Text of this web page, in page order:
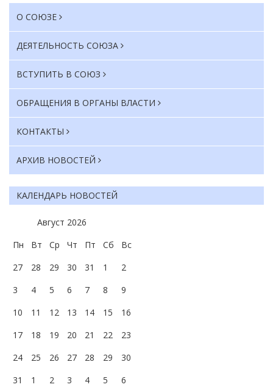
О СОЮЗЕ
ДЕЯТЕЛЬНОСТЬ СОЮЗА
ВСТУПИТЬ В СОЮЗ
ОБРАЩЕНИЯ В ОРГАНЫ ВЛАСТИ
КОНТАКТЫ
АРХИВ НОВОСТЕЙ
КАЛЕНДАРЬ НОВОСТЕЙ
Август 2026
Пн
Вт Ср Чт Пт Сб
Вс
27
28 29 30 31 1
2
3
4 5 6 7 8
9
10
11 12 13 14 15
16
17
18 19 20 21 22
23
24
25 26 27 28 29
30
31
1 2 3 4 5 6